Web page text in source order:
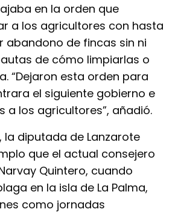
en la orden que
a los agricultores con hasta
abandono de fincas sin ni
de cómo limpiarlas o
“Dejaron esta orden para
el siguiente gobierno e
a los agricultores”, añadió.
la diputada de Lanzarote
que el actual consejero
Quintero, cuando
en la isla de La Palma,
como jornadas